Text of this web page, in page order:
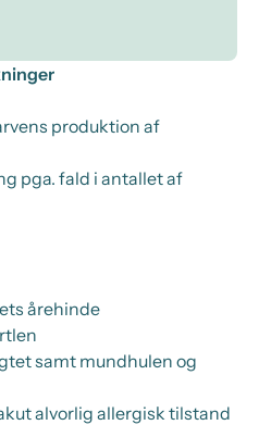
produktion af
pga. fald i antallet af
årehinde
samt mundhulen og
alvorlig allergisk tilstand